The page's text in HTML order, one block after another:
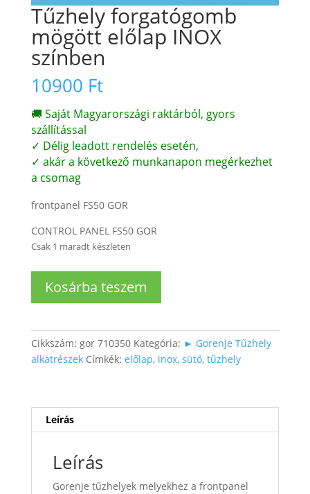
Tűzhely forgatógomb
mögött előlap INOX
színben
10900 Ft
🚚 Saját Magyarországi raktárból, gyors
szállítással
✓ Délig leadott rendelés esetén,
✓ akár a következő munkanapon megérkezhet
a csomag
frontpanel FS50 GOR
CONTROL PANEL FS50 GOR
Csak 1 maradt készleten
forgatógomb
INOX
színben
Kosárba teszem
Cikkszám: gor 710350 Kategória: ► Gorenje Tűzhely
alkatrészek Címkék: előlap, inox, sütő, tűzhely
Leírás
Leírás
Gorenje tűzhelyek melyekhez a frontpanel